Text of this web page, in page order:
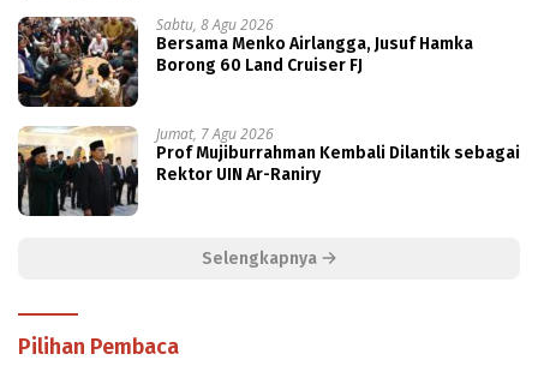
Sabtu, 8 Agu 2026
Bersama Menko Airlangga, Jusuf Hamka
Borong 60 Land Cruiser FJ
Jumat, 7 Agu 2026
Prof Mujiburrahman Kembali Dilantik sebagai
Rektor UIN Ar-Raniry
Selengkapnya
Pilihan Pembaca